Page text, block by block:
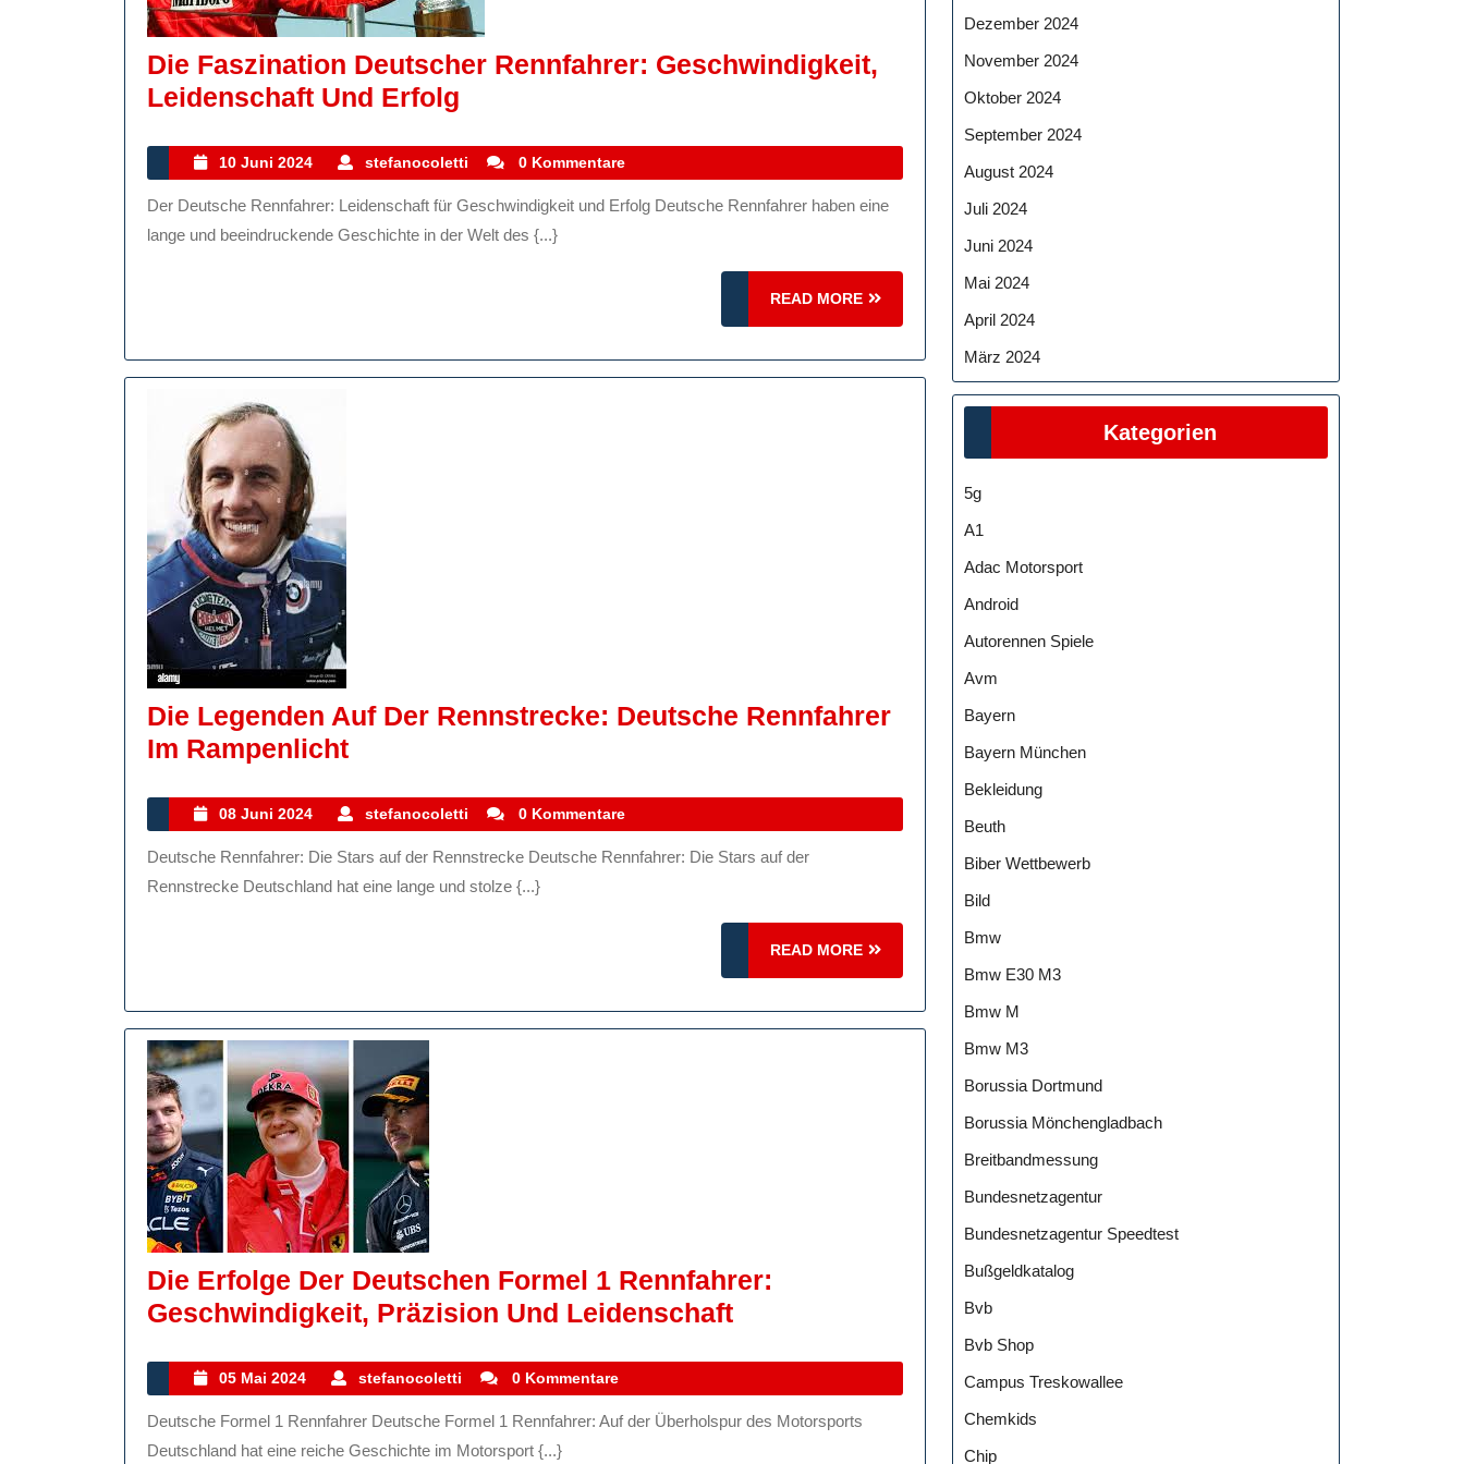
Die Faszination Deutscher Rennfahrer: Geschwindigkeit,
Leidenschaft Und Erfolg
Deutscher
Rennfahrer:
Geschwindigkeit,
10 Juni 2024
10
Juni
2024
stefanocoletti stefanocoletti
0 Kommentare
Der Deutsche Rennfahrer: Leidenschaft für Geschwindigkeit und Erfolg Deutsche Rennfahrer haben eine
lange und beeindruckende Geschichte in der Welt des {...}
READ MORE
READ
MORE
Die Legenden Auf Der Rennstrecke: Deutsche Rennfahrer
Im RampenlichtDie
Auf
Der
Rennstrecke:
Rampenlicht
08 Juni 2024
08
Juni
2024
stefanocoletti stefanocoletti
0 Kommentare
Deutsche Rennfahrer: Die Stars auf der Rennstrecke Deutsche Rennfahrer: Die Stars auf der
Rennstrecke Deutschland hat eine lange und stolze {...}
READ MORE
READ
MORE
Die Erfolge Der Deutschen Formel 1 Rennfahrer:
Geschwindigkeit, Präzision Und LeidenschaftDie
Deutschen
05 Mai 2024
05
Mai
2024
stefanocoletti stefanocoletti
0 Kommentare
Deutsche Formel 1 Rennfahrer Deutsche Formel 1 Rennfahrer: Auf der Überholspur des Motorsports
Deutschland hat eine reiche Geschichte im Motorsport {...}
Dezember 2024
November 2024
Oktober 2024
September 2024
August 2024
Juli 2024
Juni 2024
Mai 2024
April 2024
März 2024
Kategorien
5g
A1
Adac Motorsport
Android
Autorennen Spiele
Avm
Bayern
Bayern München
Bekleidung
Beuth
Biber Wettbewerb
Bild
Bmw
Bmw E30 M3
Bmw M
Bmw M3
Borussia Dortmund
Borussia Mönchengladbach
Breitbandmessung
Bundesnetzagentur
Bundesnetzagentur Speedtest
Bußgeldkatalog
Bvb
Bvb Shop
Campus Treskowallee
Chemkids
Chip